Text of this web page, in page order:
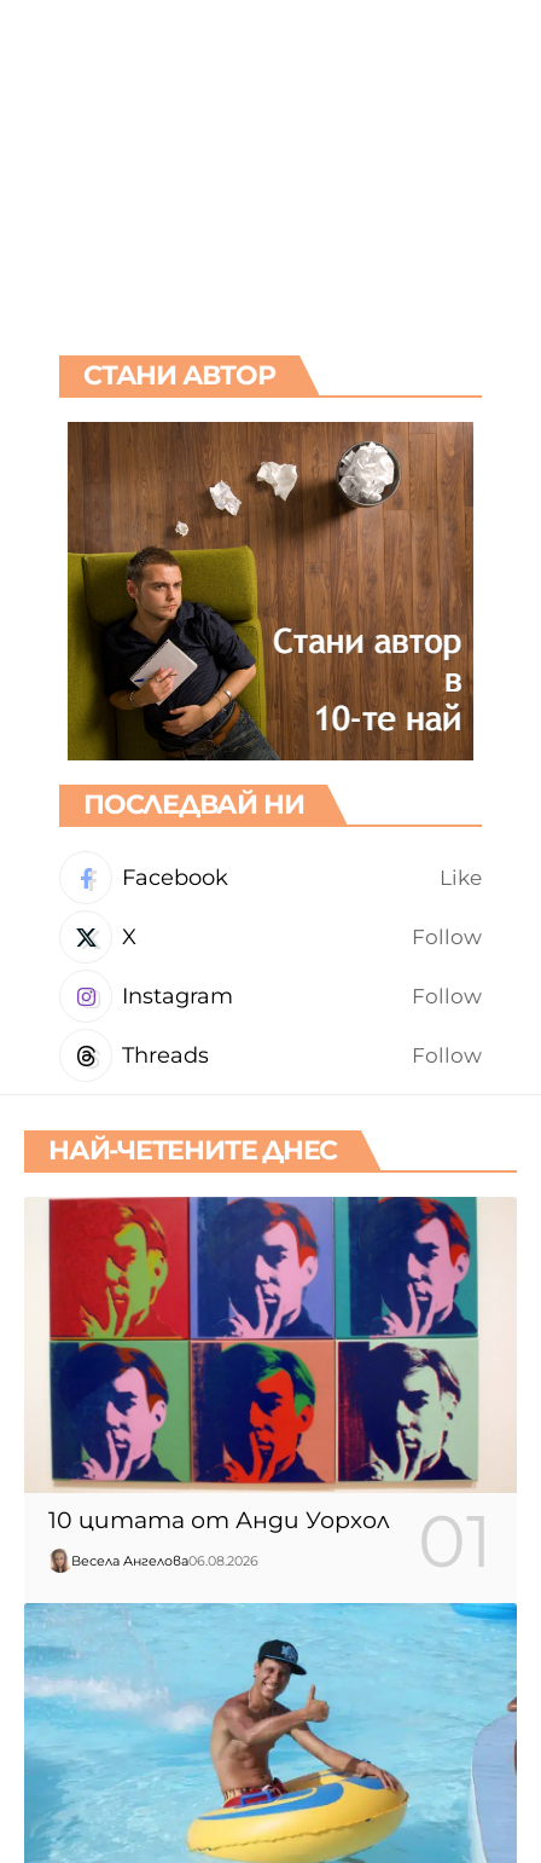
СТАНИ АВТОР
ПОСЛЕДВАЙ НИ
Facebook Like
X Follow
Instagram Follow
Threads Follow
НАЙ-ЧЕТЕНИТЕ ДНЕС
10 цитата от Анди Уорхол
Весела Ангелова06.08.2026